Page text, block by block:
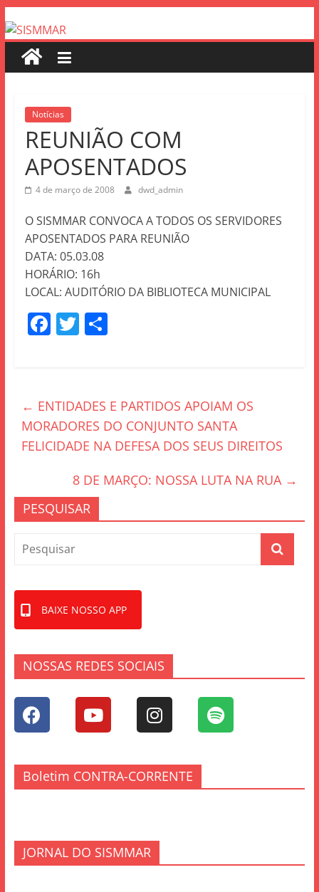
Notícias
REUNIÃO COM
APOSENTADOS
4 de março de 2008 dwd_admin
O SISMMAR CONVOCA A TODOS OS SERVIDORES
APOSENTADOS PARA REUNIÃO
DATA: 05.03.08
HORÁRIO: 16h
LOCAL: AUDITÓRIO DA BIBLIOTECA MUNICIPAL
F
b
o
o
T S
← ENTIDADES E PARTIDOS APOIAM OS
MORADORES DO CONJUNTO SANTA
FELICIDADE NA DEFESA DOS SEUS DIREITOS
8 DE MARÇO: NOSSA LUTA NA RUA →
PESQUISAR
BAIXE NOSSO APP
NOSSAS REDES SOCIAIS
Boletim CONTRA-CORRENTE
JORNAL DO SISMMAR